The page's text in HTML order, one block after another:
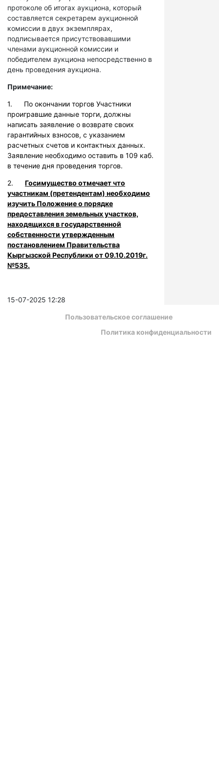
протоколе об итогах аукциона, который
составляется секретарем аукционной
комиссии в двух экземплярах,
подписывается присутствовавшими
членами аукционной комиссии и
победителем аукциона непосредственно в
день проведения аукциона.
Примечание:
1. По окончании торгов Участники
проигравшие данные торги, должны
написать заявление о возврате своих
гарантийных взносов, с указанием
расчетных счетов и контактных данных.
Заявление необходимо оставить в 109 каб.
в течение дня проведения торгов.
2. Госимущество отмечает что
участникам (претендентам) необходимо
изучить Положение о порядке
предоставления земельных участков,
находящихся в государственной
собственности утвержденным
постановлением Правительства
Кыргызской Республики от 09.10.2019г.
№535.
15-07-2025 12:28
Пользовательское соглашение
Политика конфиденциальности